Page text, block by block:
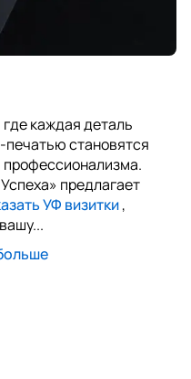
каждая деталь
печатью становятся
предлагает
УФ визитки,